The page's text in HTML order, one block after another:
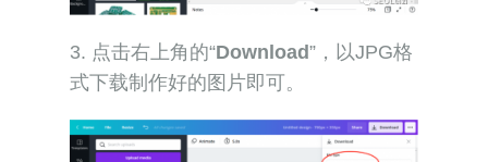
3. 点击右上角的“Download”，以JPG格
式下载制作好的图片即可。